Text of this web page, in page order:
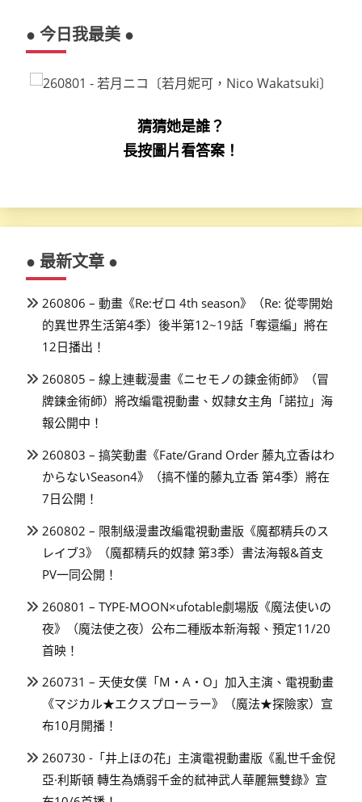
● 今日我最美 ●
猜猜她是誰？
長按圖片看答案！
● 最新文章 ●
260806 – 動畫《Re:ゼロ 4th season》（Re: 從零開始
的異世界生活第4季）後半第12~19話「奪還編」將在
12日播出！
260805 – 線上連載漫畫《ニセモノの錬金術師》（冒
牌鍊金術師）將改編電視動畫、奴隸女主角「諾拉」海
報公開中！
260803 – 搞笑動畫《Fate/Grand Order 藤丸立香はわ
からないSeason4》（搞不懂的藤丸立香 第4季）將在
7日公開！
260802 – 限制級漫畫改編電視動畫版《魔都精兵のス
レイブ3》（魔都精兵的奴隸 第3季）書法海報&首支
PV一同公開！
260801 – TYPE-MOON×ufotable劇場版《魔法使いの
夜》（魔法使之夜）公布二種版本新海報、預定11/20
首映！
260731 – 天使女僕「M・A・O」加入主演、電視動畫
《マジカル★エクスプローラー》（魔法★探險家）宣
布10月開播！
260730 -「井上ほの花」主演電視動畫版《亂世千金倪
亞·利斯頓 轉生為嬌弱千金的弒神武人華麗無雙錄》宣